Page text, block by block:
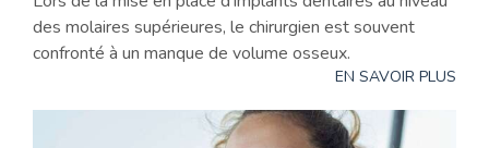
des molaires supérieures, le chirurgien est souvent
confronté à un manque de volume osseux.
EN SAVOIR PLUS